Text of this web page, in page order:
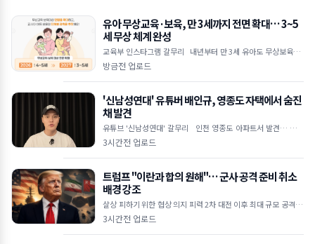
유아 무상교육·보육, 만 3세까지 전면 확대… 3~5
세 무상 체계 완성
교육부 인스타그램 갈무리 내년부터 만 3세 유아도 무상보육·교
육 지원 대상 포함 공공보육 이용률 2030년까지 55% 목표로 상향
방금전 업로드
'신남성연대' 유튜버 배인규, 영종도 자택에서 숨진
채 발견
유튜브 '신남성연대' 갈무리 인천 영종도 아파트서 발견… 타살
혐의점 없어 반페미니즘·정치 현안 집회 주도했던 유튜버 우울증
3시간전 업로드
트럼프 "이란과 합의 원해"… 군사 공격 준비 취소
배경 강조
살상 피하기 위한 협상 의지 피력 2차 대전 이후 최대 규모 공격 준
비 주장 호르무즈 해협 안전 항로 이란·오만 합의 임박 ■ 트럼프,
3시간전 업로드